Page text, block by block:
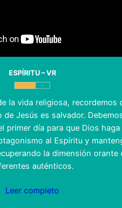
ESPÍRITU – VR
la vida religiosa, recordemos
de Jesús es salvador.
primer día para que Dios haga
al Espíritu y
la dimensión orante
auténticos.
Leer completo